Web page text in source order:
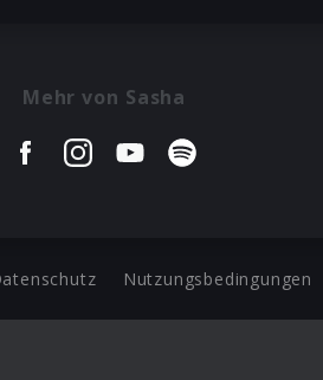
Mehr von Sasha
Nutzungsbedingungen